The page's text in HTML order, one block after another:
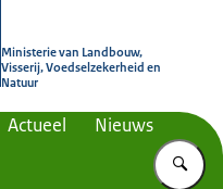
Ministerie van Landbouw,
Visserij, Voedselzekerheid en
Natuur
Actueel Nieuws